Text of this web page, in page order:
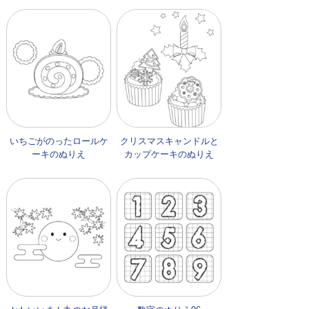
いちごがのったロールケ
ーキのぬりえ
クリスマスキャンドルと
カップケーキのぬりえ